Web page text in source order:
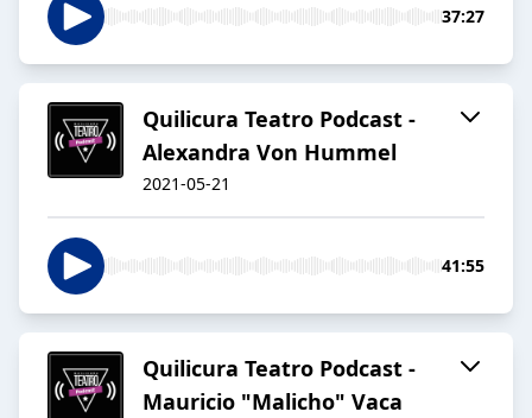
37:27
Quilicura Teatro Podcast -
Alexandra Von Hummel
2021-05-21
41:55
Quilicura Teatro Podcast -
Mauricio "Malicho" Vaca